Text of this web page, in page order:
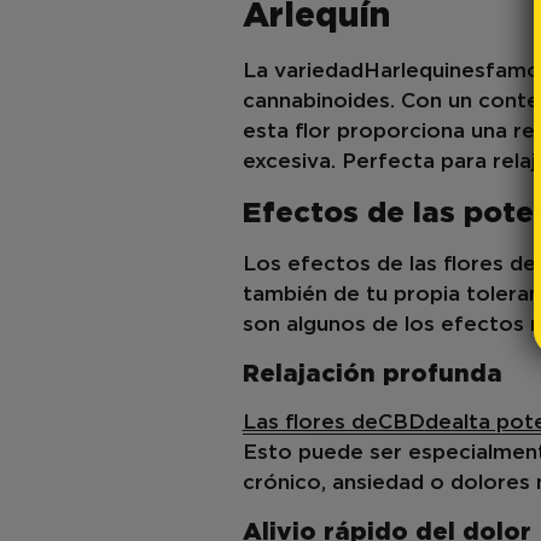
Arlequín
La variedad Harlequines
cannabinoides. Con un
esta flor proporciona una
excesiva. Perfecta para
Efectos de las
Los efectos de las flores de
también de tu propia
son algunos de los efectos
Relajación profunda
Las flores deCBDdealta
Esto puede ser
crónico, ansiedad o dolores
Alivio rápido del dolor